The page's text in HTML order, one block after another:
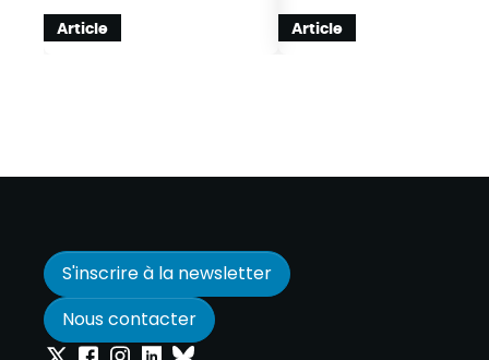
Article
Article
S'inscrire à la newsletter
Nous contacter